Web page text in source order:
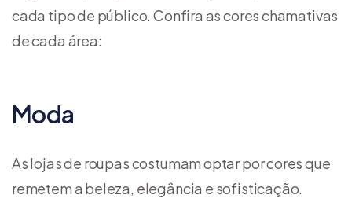
cada tipo de público. Confira as cores chamativas
de cada área:
Moda
As lojas de roupas costumam optar por cores que
remetem a beleza, elegância e sofisticação.